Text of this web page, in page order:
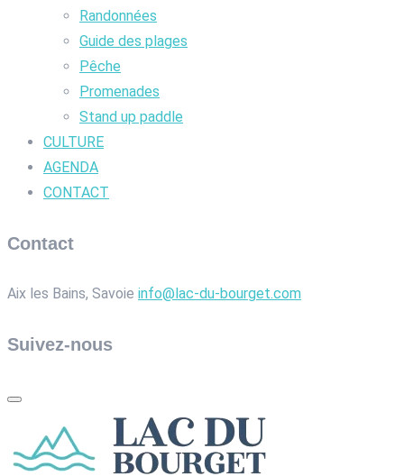
Randonnées
Guide des plages
Pêche
Promenades
Stand up paddle
CULTURE
AGENDA
CONTACT
Contact
Aix les Bains, Savoie info@lac-du-bourget.com
Suivez-nous